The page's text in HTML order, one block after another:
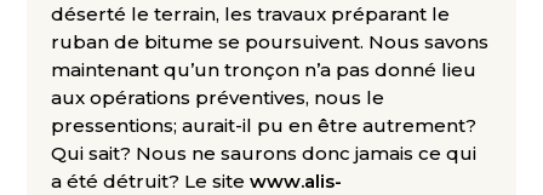
déserté le terrain, les travaux préparant le
ruban de bitume se poursuivent. Nous savons
maintenant qu’un tronçon n’a pas donné lieu
aux opérations préventives, nous le
pressentions; aurait-il pu en être autrement?
Qui sait? Nous ne saurons donc jamais ce qui
a été détruit? Le site www.alis-